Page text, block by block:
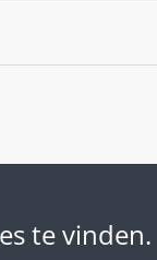
te vinden.